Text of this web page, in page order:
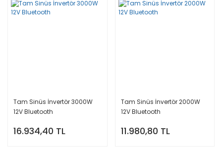
Tam Sinüs İnvertör 3000W
12V Bluetooth
16.934,40 TL
Tam Sinüs İnvertör 2000W
12V Bluetooth
11.980,80 TL